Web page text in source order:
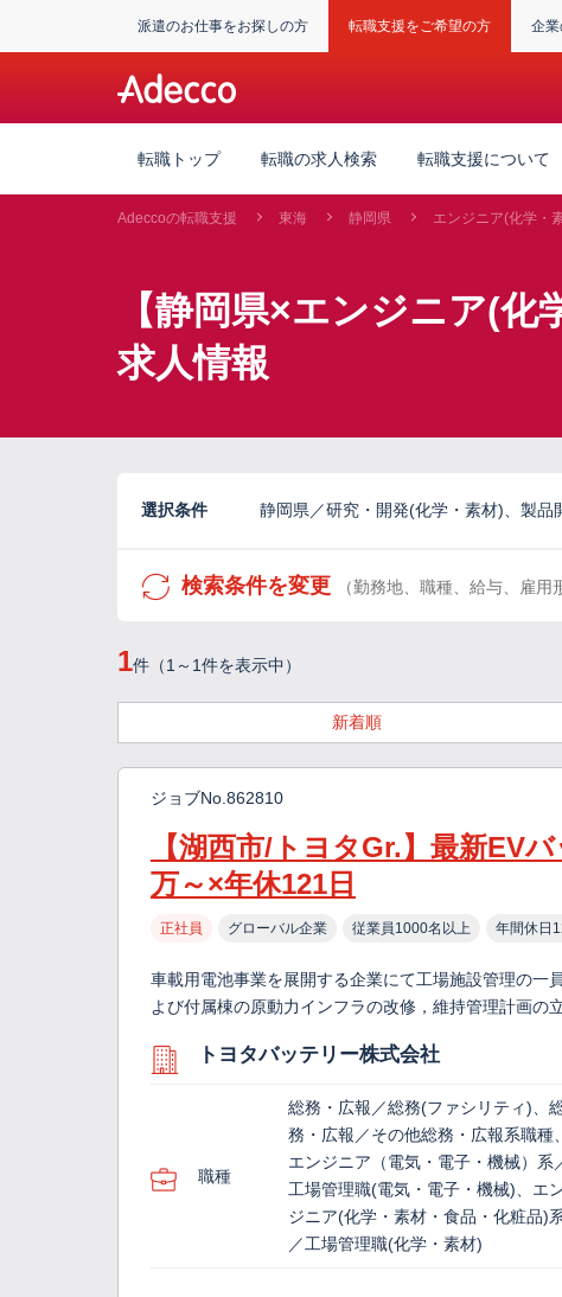
派遣のお仕事をお探しの方 転職支援をご希望の方 企
転職トップ 転職の求人検索 転職支援について
Adeccoの転職支援 東海 静岡県 エンジニア(化学・
【静岡県×エンジニア(
求人情報
選択条件 静岡県／研究・開発(化学・素材)、製
検索条件を変更 （勤務地、職種、給与、雇用
1件（1～1件を表示中）
新着順
ジョブNo.862810
【湖西市/トヨタGr.】最新EV
万～×年休121日
正社員 グローバル企業 従業員1000名以上 年間休日
車載用電池事業を展開する企業にて工場施設管理の一
よび付属棟の原動力インフラの改修，維持管理計画の
トヨタバッテリー株式会社
職種
総務・広報／総務(ファシリティ)、
務・広報／その他総務・広報系職種、
エンジニア（電気・電子・機械）系
工場管理職(電気・電子・機械)、エ
ジニア(化学・素材・食品・化粧品)
／工場管理職(化学・素材)